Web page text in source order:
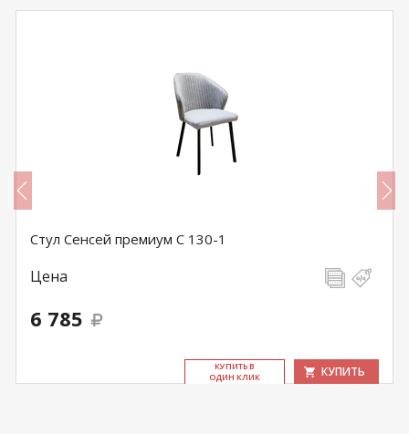
Стул Сенсей премиум С 130-1
Цена
6 785
КУ­ПИТЬ В
ОДИН КЛИК
КУПИТЬ